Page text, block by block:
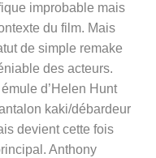
improbable mais
du film. Mais
de simple remake
des acteurs.
d’Helen Hunt
kaki/débardeur
devient cette fois
Anthony